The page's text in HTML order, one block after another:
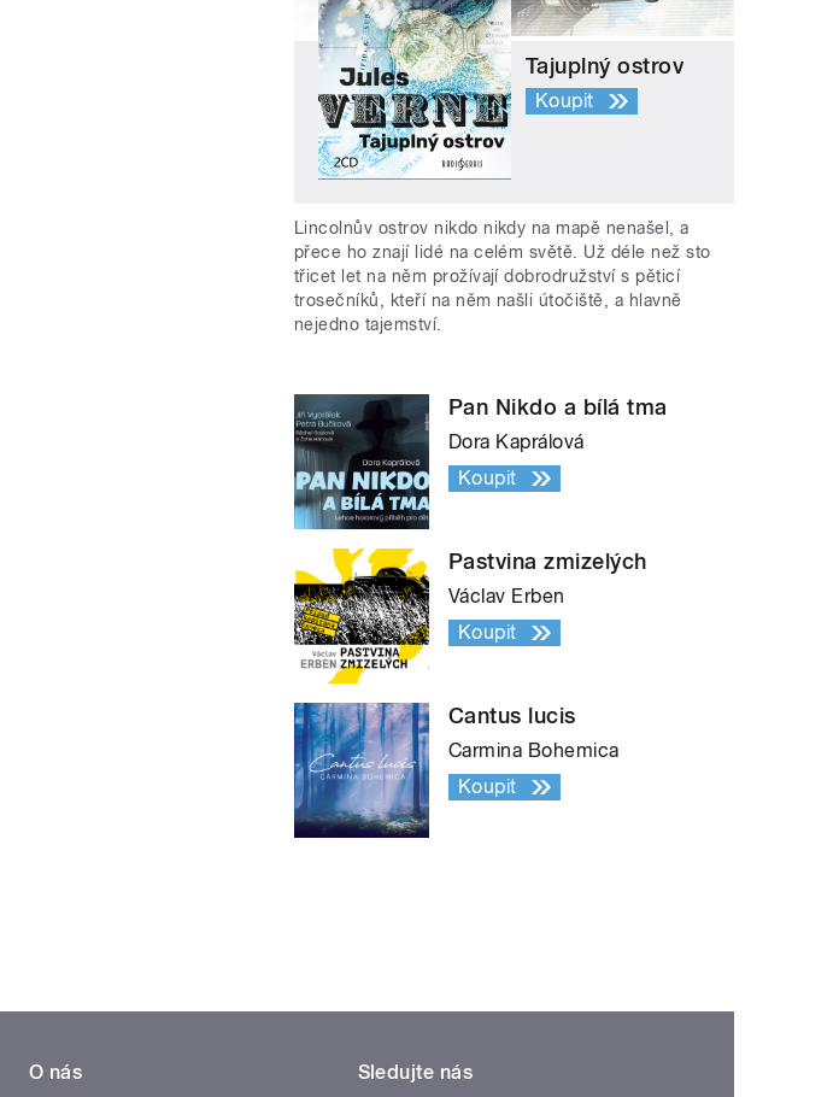
Tajuplný ostrov
Koupit
Lincolnův ostrov nikdo nikdy na mapě nenašel, a
přece ho znají lidé na celém světě. Už déle než sto
třicet let na něm prožívají dobrodružství s pěticí
trosečníků, kteří na něm našli útočiště, a hlavně
nejedno tajemství.
Pan Nikdo a bílá tma
Dora Kaprálová
Koupit
Pastvina zmizelých
Václav Erben
Koupit
Cantus lucis
Carmina Bohemica
Koupit
O nás Sledujte nás